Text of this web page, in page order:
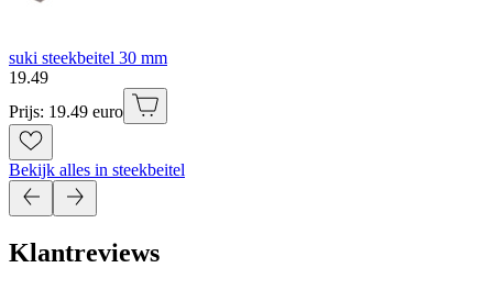
suki steekbeitel 30 mm
19.49
Prijs: 19.49 euro
Bekijk alles in steekbeitel
Klantreviews